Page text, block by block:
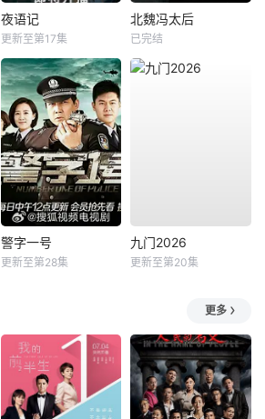
夜语记
更新至第17集
北魏冯太后
已完结
警字一号
更新至第28集
九门2026
更新至第20集
更多